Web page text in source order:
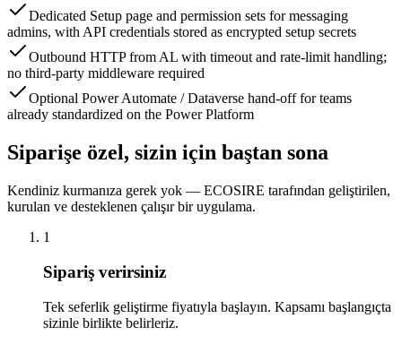
Dedicated Setup page and permission sets for messaging
admins, with API credentials stored as encrypted setup secrets
Outbound HTTP from AL with timeout and rate-limit handling;
no third-party middleware required
Optional Power Automate / Dataverse hand-off for teams
already standardized on the Power Platform
Siparişe özel, sizin için baştan sona
Kendiniz kurmanıza gerek yok — ECOSIRE tarafından geliştirilen,
kurulan ve desteklenen çalışır bir uygulama.
1
Sipariş verirsiniz
Tek seferlik geliştirme fiyatıyla başlayın. Kapsamı başlangıçta
sizinle birlikte belirleriz.